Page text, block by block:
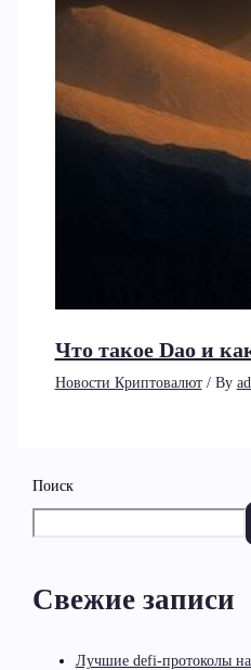
Что такое Dao и
Новости Криптовалют/ By
Поиск
Свежие записи
Лучшие defi-протоколы на